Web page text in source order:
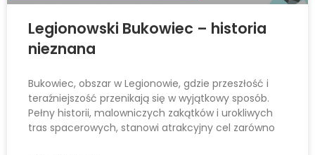
Legionowski Bukowiec – historia
nieznana
Bukowiec, obszar w Legionowie, gdzie przeszłość i
teraźniejszość przenikają się w wyjątkowy sposób.
Pełny historii, malowniczych zakątków i urokliwych
tras spacerowych, stanowi atrakcyjny cel zarówno